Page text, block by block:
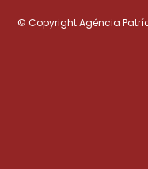
© Copyright Agência